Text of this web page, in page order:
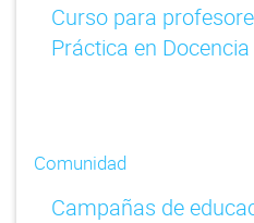
Curso para
Práctica en
Comunidad
Campañas de